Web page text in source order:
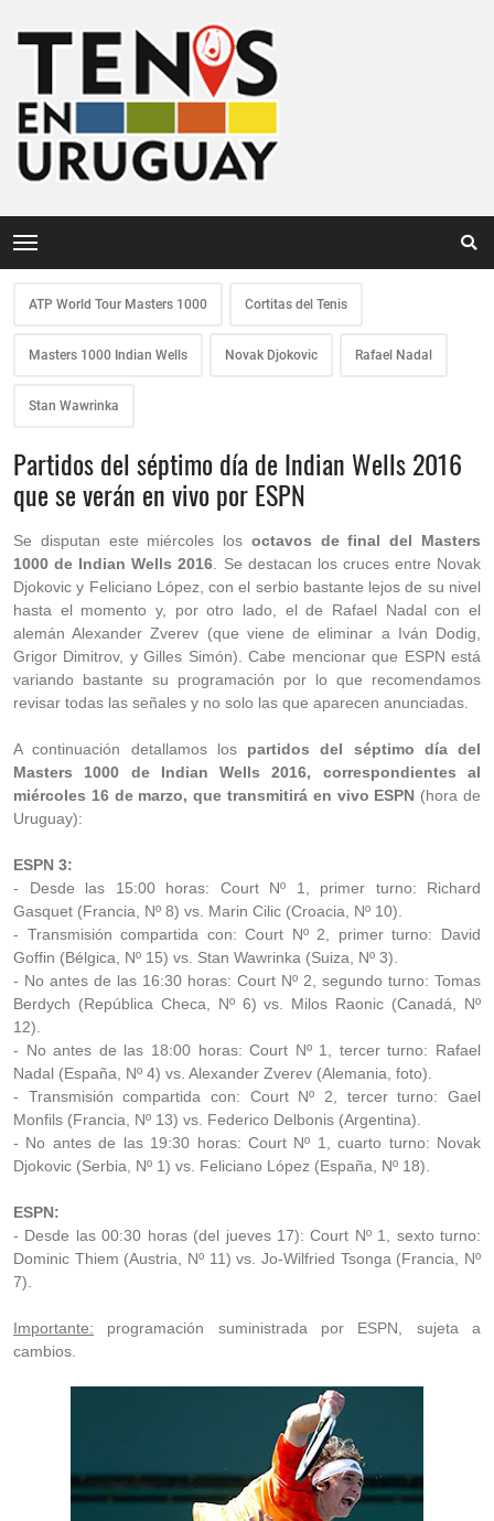
ATP World Tour Masters 1000 Cortitas del Tenis
Masters 1000 Indian Wells Novak Djokovic Rafael Nadal
Stan Wawrinka
Partidos del séptimo día de Indian Wells 2016
que se verán en vivo por ESPN
Se disputan este miércoles los octavos de final del Masters
1000 de Indian Wells 2016 . Se destacan los cruces entre Novak
Djokovic y Feliciano López, con el serbio bastante lejos de su nivel
hasta el momento y, por otro lado, el de Rafael Nadal con el
alemán Alexander Zverev (que viene de eliminar a Iván Dodig,
Grigor Dimitrov, y Gilles Simón). Cabe mencionar que ESPN está
variando bastante su programación por lo que recomendamos
revisar todas las señales y no solo las que aparecen anunciadas.
A continuación detallamos los partidos del séptimo día del
Masters 1000 de Indian Wells 2016, correspondientes al
miércoles 16 de marzo, que transmitirá en vivo ESPN (hora de
Uruguay):
ESPN 3:
- Desde las 15:00 horas: Court Nº 1, primer turno: Richard
Gasquet (Francia, Nº 8) vs. Marin Cilic (Croacia, Nº 10).
- Transmisión compartida con: Court Nº 2, primer turno: David
Goffin (Bélgica, Nº 15) vs. Stan Wawrinka (Suiza, Nº 3).
- No antes de las 16:30 horas: Court Nº 2, segundo turno: Tomas
Berdych (República Checa, Nº 6) vs. Milos Raonic (Canadá, Nº
12).
- No antes de las 18:00 horas: Court Nº 1, tercer turno: Rafael
Nadal (España, Nº 4) vs. Alexander Zverev (Alemania, foto).
- Transmisión compartida con: Court Nº 2, tercer turno: Gael
Monfils (Francia, Nº 13) vs. Federico Delbonis (Argentina).
- No antes de las 19:30 horas: Court Nº 1, cuarto turno: Novak
Djokovic (Serbia, Nº 1) vs. Feliciano López (España, Nº 18).
ESPN:
- Desde las 00:30 horas (del jueves 17): Court Nº 1, sexto turno:
Dominic Thiem (Austria, Nº 11) vs. Jo-Wilfried Tsonga (Francia, Nº
7).
Importante: programación suministrada por ESPN, sujeta a
cambios.